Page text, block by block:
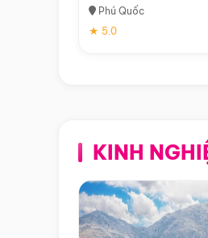
Phú Quốc
★ 5.0
KINH